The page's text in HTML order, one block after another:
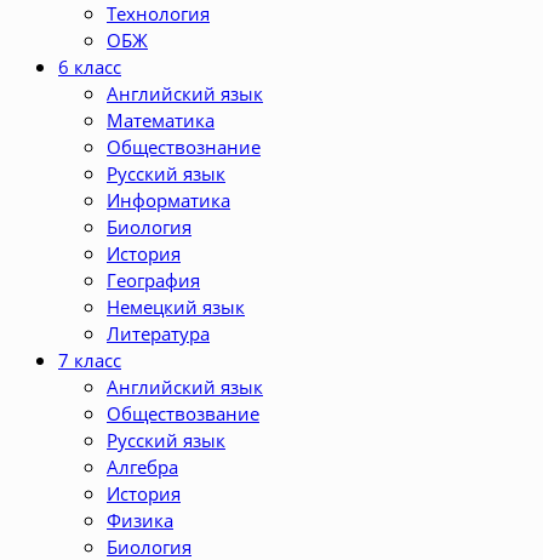
Технология
ОБЖ
6 класс
Английский язык
Математика
Обществознание
Русский язык
Информатика
Биология
История
География
Немецкий язык
Литература
7 класс
Английский язык
Обществозвание
Русский язык
Алгебра
История
Физика
Биология